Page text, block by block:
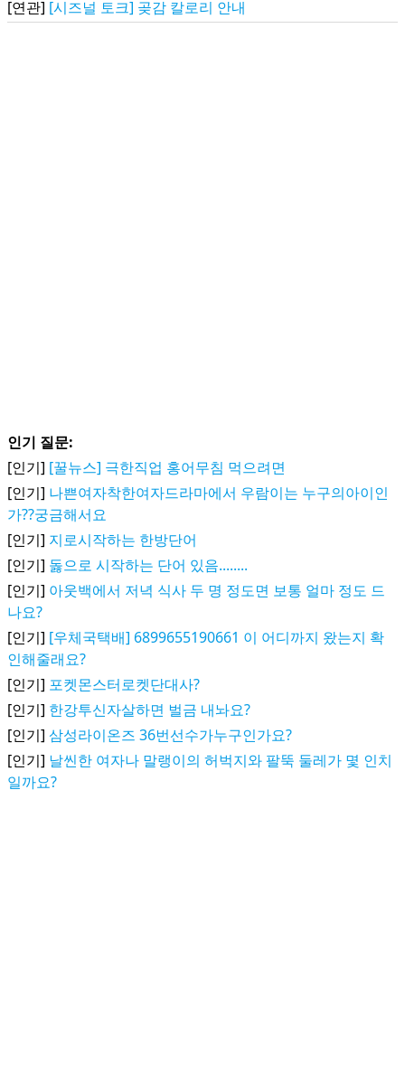
[연관] [시즈널 토크] 곶감 칼로리 안내
인기 질문:
[인기] [꿀뉴스] 극한직업 홍어무침 먹으려면
[인기] 나쁜여자착한여자드라마에서 우람이는 누구의아이인
가??궁금해서요
[인기] 지로시작하는 한방단어
[인기] 돓으로 시작하는 단어 있음........
[인기] 아웃백에서 저녁 식사 두 명 정도면 보통 얼마 정도 드
나요?
[인기] [우체국택배] 6899655190661 이 어디까지 왔는지 확
인해줄래요?
[인기] 포켓몬스터로켓단대사?
[인기] 한강투신자살하면 벌금 내놔요?
[인기] 삼성라이온즈 36번선수가누구인가요?
[인기] 날씬한 여자나 말랭이의 허벅지와 팔뚝 둘레가 몇 인치
일까요?